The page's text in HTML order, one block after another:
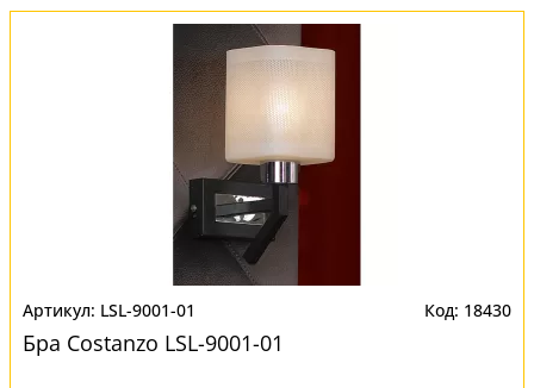
LSL-9001-01 18430
Бра Costanzo LSL-9001-01